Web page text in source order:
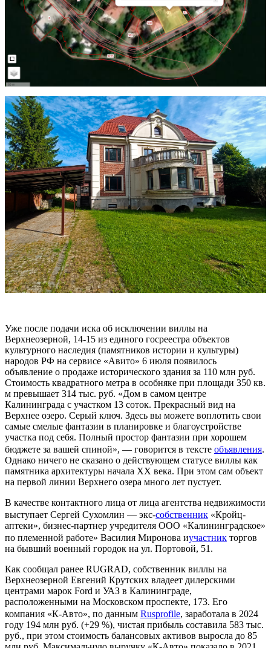
Уже после подачи иска об исключении виллы на
Верхнеозерной, 14-15 из единого госреестра объектов
культурного наследия (памятников истории и культуры)
народов РФ на сервисе «Авито» 6 июля появилось
объявление о продаже исторического здания за 110 млн руб.
Стоимость квадратного метра в особняке при площади 350 кв.
м превышает 314 тыс. руб. «Дом в самом центре
Калининграда с участком 13 соток. Прекрасный вид на
Верхнее озеро. Серый ключ. Здесь вы можете воплотить свои
самые смелые фантазии в планировке и благоустройстве
участка под себя. Полный простор фантазии при хорошем
бюджете за вашей спиной», — говорится в тексте объявления.
Однако ничего не сказано о действующем статусе виллы как
памятника архитектуры начала XX века. При этом сам объект
на первой линии Верхнего озера много лет пустует.
В качестве контактного лица от лица агентства недвижимости
выступает Сергей Сухомлин — экс-собственник «Кройц-
аптеки», бизнес-партнер учредителя ООО «Калининградское»
по племенной работе» Василия Миронова иучастник торгов
на бывший военный городок на ул. Портовой, 51.
Как сообщал ранее RUGRAD, собственник виллы на
Верхнеозерной Евгений Крутских владеет дилерскими
центрами марок Ford и УАЗ в Калининграде,
расположенными на Московском проспекте, 173. Его
компания «К-Авто», по данным Rusprofile, заработала в 2024
году 194 млн руб. (+29 %), чистая прибыль составила 583 тыс.
руб., при этом стоимость балансовых активов выросла до 85